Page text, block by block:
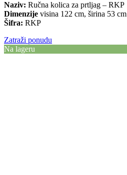
Naziv: Ručna kolica za prtljag – RKP
Dimenzije visina 122 cm, širina 53 cm
Šifra: RKP
Zatraži ponudu
Na lageru